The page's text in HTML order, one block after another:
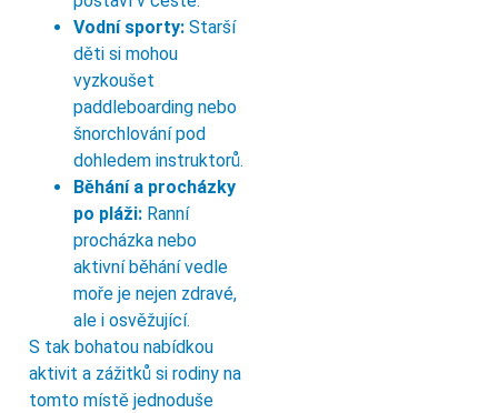
Vodní sporty: Starší
děti si mohou
vyzkoušet
paddleboarding nebo
šnorchlování pod
dohledem instruktorů.
Běhání a procházky
po pláži: Ranní
procházka nebo
aktivní běhání vedle
moře je nejen zdravé,
ale i osvěžující.
S tak bohatou nabídkou
aktivit a zážitků si rodiny na
tomto místě jednoduše